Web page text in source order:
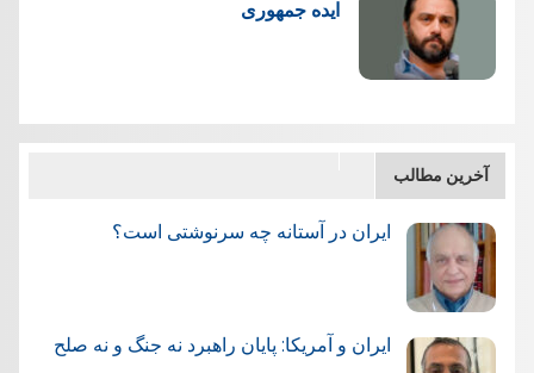
ایده جمهوری
آخرین مطالب
ایران در آستانه چه سرنوشتی است؟
ایران و آمریکا: پایان راهبرد نه جنگ و نه صلح